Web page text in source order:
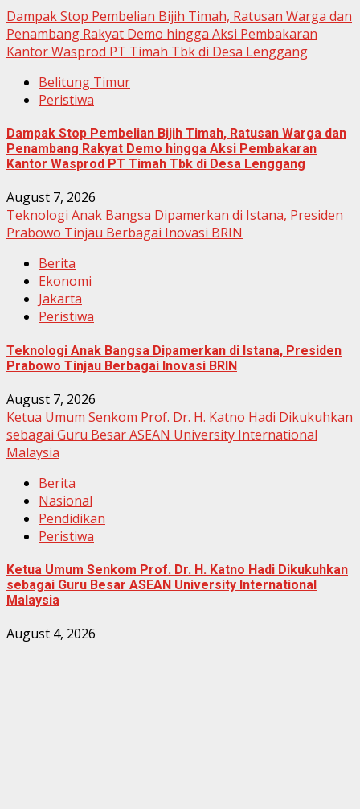
Dampak Stop Pembelian Bijih Timah, Ratusan Warga dan
Penambang Rakyat Demo hingga Aksi Pembakaran
Kantor Wasprod PT Timah Tbk di Desa Lenggang
Belitung Timur
Peristiwa
Dampak Stop Pembelian Bijih Timah, Ratusan Warga dan
Penambang Rakyat Demo hingga Aksi Pembakaran
Kantor Wasprod PT Timah Tbk di Desa Lenggang
August 7, 2026
Teknologi Anak Bangsa Dipamerkan di Istana, Presiden
Prabowo Tinjau Berbagai Inovasi BRIN
Berita
Ekonomi
Jakarta
Peristiwa
Teknologi Anak Bangsa Dipamerkan di Istana, Presiden
Prabowo Tinjau Berbagai Inovasi BRIN
August 7, 2026
Ketua Umum Senkom Prof. Dr. H. Katno Hadi Dikukuhkan
sebagai Guru Besar ASEAN University International
Malaysia
Berita
Nasional
Pendidikan
Peristiwa
Ketua Umum Senkom Prof. Dr. H. Katno Hadi Dikukuhkan
sebagai Guru Besar ASEAN University International
Malaysia
August 4, 2026